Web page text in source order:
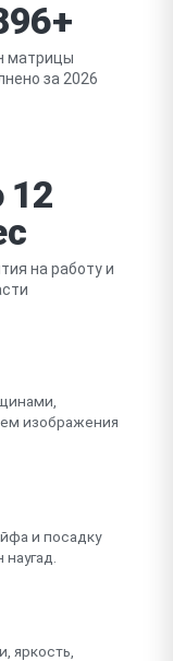
матрицы
за 2026
12
на работу и
изображения
и посадку
яркость,